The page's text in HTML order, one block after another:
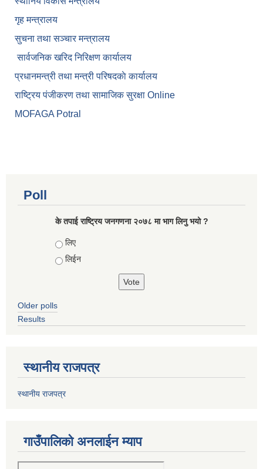
गृह मन्त्रालय
सुचना तथा सञ्चार मन्त्रालय
सार्वजनिक खरिद निरिक्षण कार्यालय
प्रधानमन्त्री तथा मन्त्री परिषदकाे कार्यालय
राष्ट्रिय पंजीकरण तथा सामाजिक सुरक्षा Online
MOFAGA Potral
Poll
के तपाई राष्ट्रिय जनगणना २०७८ मा भाग लिनु भयो ?
Choices
लिए
लिईन
Older polls
Results
स्थानीय राजपत्र
स्थानीय राजपत्र
गाउँपालिको अनलाईन म्याप